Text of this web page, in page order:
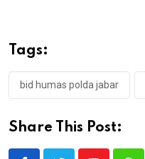
Tags:
bid humas polda jabar
Share This Post: